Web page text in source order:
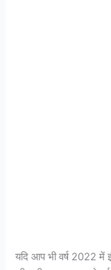
यदि आप भी वर्ष 2022 में